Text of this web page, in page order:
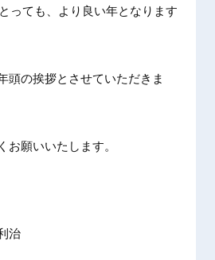
っても、より良い年となります
頭の挨拶とさせていただきま
お願いいたします。
治